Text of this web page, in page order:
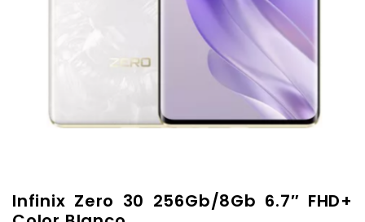
Infinix Zero 30 256Gb/8Gb 6.7″ FHD+